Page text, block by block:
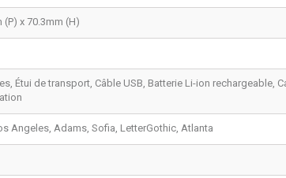
(P) x 70.3mm (H)
Étui de transport, Câble USB, Batterie Li-ion rechargeable,
Angeles, Adams, Sofia, LetterGothic, Atlanta